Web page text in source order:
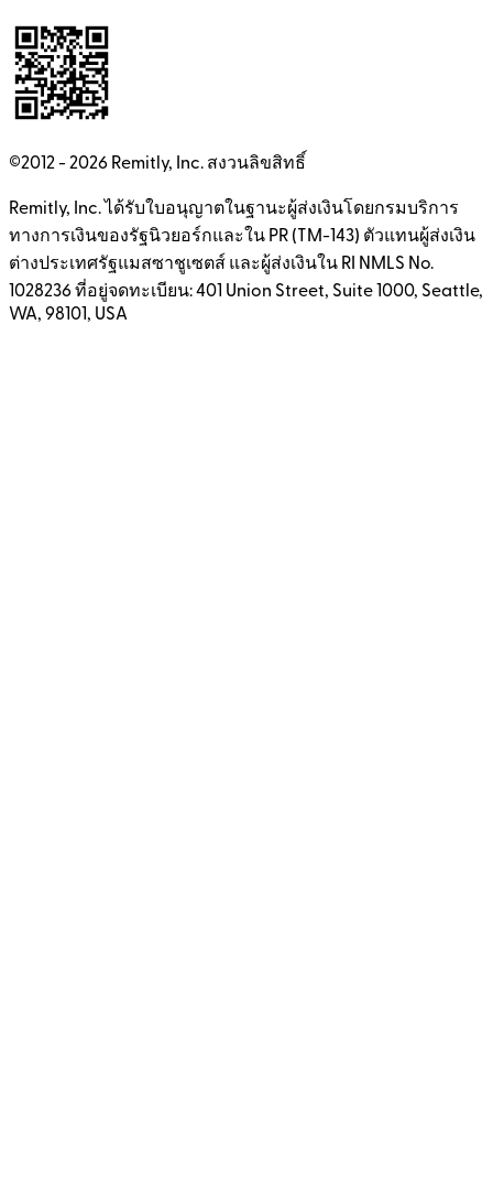
©2012 - 2026 Remitly, Inc. สงวนลิขสิทธิ์
Remitly, Inc. ได้รับใบอนุญาตในฐานะผู้ส่งเงินโดยกรมบริการ
ทางการเงินของรัฐนิวยอร์กและใน PR (TM-143) ตัวแทนผู้ส่งเงิน
ต่างประเทศรัฐแมสซาชูเซตส์ และผู้ส่งเงินใน RI NMLS No.
1028236 ที่อยู่จดทะเบียน: 401 Union Street, Suite 1000, Seattle,
WA, 98101, USA